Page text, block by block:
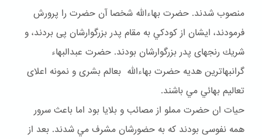
منصوب شدند. حضرت بهاءالله شخصا آن حضرت را پرورش
فرمودند، ايشان از كودكي به مقام پدر بزرگوارشان پى بردند، و
شريك رنجهاى پدر بزرگوارشان بودند. حضرت عبدالبهاء
گرانبهاترين هديه حضرت بهاءالله بعالم بشرى و نمونه اعلاى
تعاليم بهائي مي باشند.
حيات ان حضرت مملو از مصائب و بلايا بود اما باعث سرور
همه نفوسى بودند كه به حضورشان مشرف مي شدند. بعد از